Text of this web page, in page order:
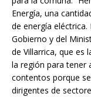
Energía, una
de energía
Gobierno y del
de Villarrica, que es
la región para tener
contentos porque
dirigentes de